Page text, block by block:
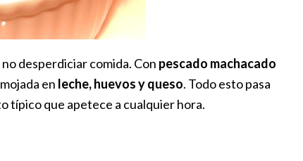
desperdiciar comida. Con pescado machacado
en leche, huevos y queso. Todo esto pasa
típico que apetece a cualquier hora.